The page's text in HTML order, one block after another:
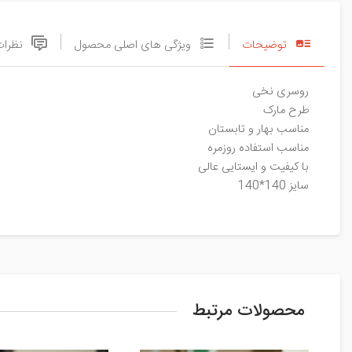
توضیحات ویژگی های اصلی محصول
روسری نخی
طرح مارک
مناسب بهار و تابستان
مناسب استفاده روزمره
با کیفیت و ایستایی عالی
سایز 140*140
محصولات مرتبط